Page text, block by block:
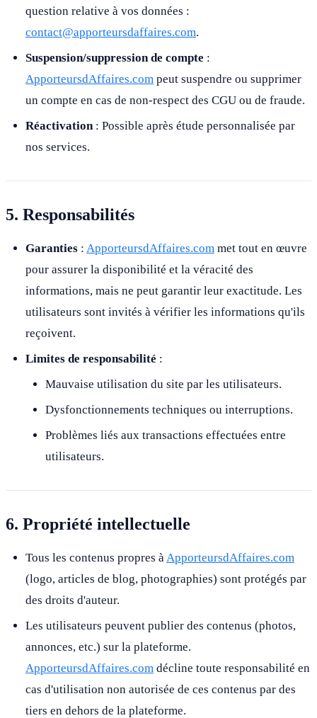
question relative à vos données :
contact@apporteursdaffaires.com.
Suspension/suppression de compte :
ApporteursdAffaires.com peut suspendre ou supprimer
un compte en cas de non-respect des CGU ou de fraude.
Réactivation: Possible après étude personnalisée par
nos services.
5. Responsabilités
Garanties : ApporteursdAffaires.com met tout en œuvre
pour assurer la disponibilité et la véracité des
informations, mais ne peut garantir leur exactitude. Les
utilisateurs sont invités à vérifier les informations qu'ils
reçoivent.
Limites de responsabilité :
Mauvaise utilisation du site par les utilisateurs.
Dysfonctionnements techniques ou interruptions.
Problèmes liés aux transactions effectuées entre
utilisateurs.
6. Propriété intellectuelle
Tous les contenus propres àApporteursdAffaires.com
(logo, articles de blog, photographies) sont protégés par
des droits d'auteur.
Les utilisateurs peuvent publier des contenus (photos,
annonces, etc.) sur la plateforme.
ApporteursdAffaires.com décline toute responsabilité en
cas d'utilisation non autorisée de ces contenus par des
tiers en dehors de la plateforme.